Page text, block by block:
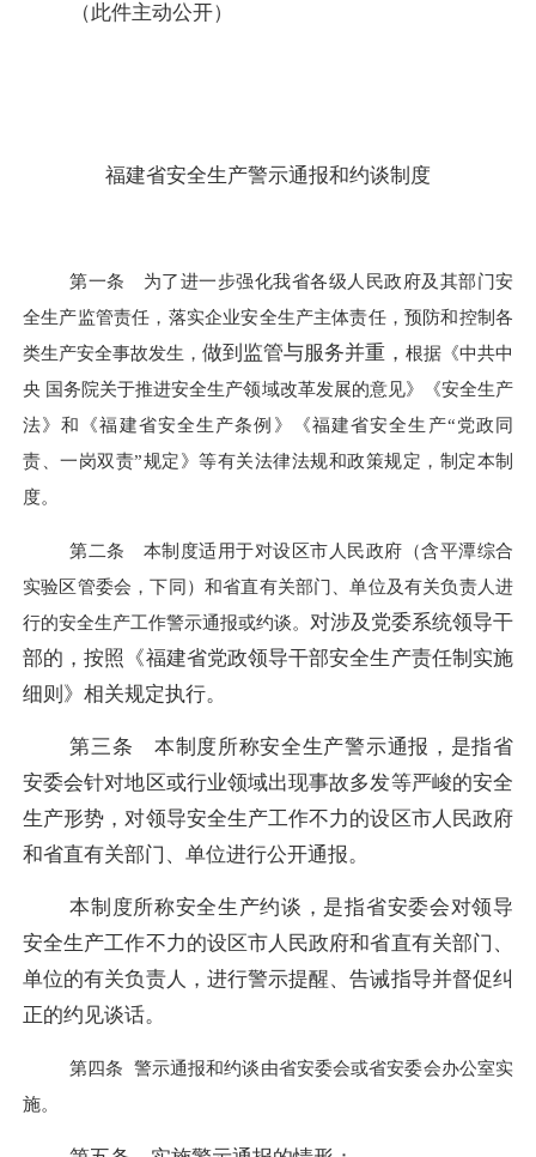
（此件主动公开）
福建省安全生产警示通报和约谈制度
第一条 为了进一步强化我省各级人民政府及其部门安
全生产监管责任，落实企业安全生产主体责任，预防和控制各
类生产安全事故发生， 做到监管与服务并重， 根据《中共中
央 国务院关于推进安全生产领域改革发展的意见》《安全生产
法》和《福建省安全生产条例》《福建省安全生产“党政同
责、一岗双责”规定》等有关法律法规和政策规定，制定本制
度。
第二条 本制度适用于对设区市人民政府（含平潭综合
实验区管委会，下同）和省直有关部门、单位及有关负责人进
行的安全生产工作警示通报或约谈。 对涉及党委系统领导干
部的，按照《福建省党政领导干部安全生产责任制实施
细则》相关规定执行。
第三条 本制度所称安全生产警示通报，是指省
安委会针对地区或行业领域出现事故多发等严峻的安全
生产形势，对领导安全生产工作不力的设区市人民政府
和省直有关部门、单位进行公开通报。
本制度所称安全生产约谈，是指省安委会对领导
安全生产工作不力的设区市人民政府和省直有关部门、
单位的有关负责人，进行警示提醒、告诫指导并督促纠
正的约见谈话。
第四条 警示通报和约谈由省安委会或省安委会办公室实
施。